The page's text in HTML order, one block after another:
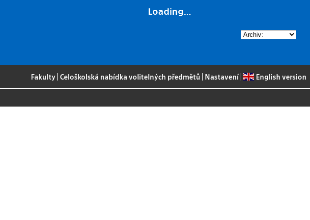
Loading...
Fakulty |Celoškolská nabídka volitelných předmětů Nastavení| English version